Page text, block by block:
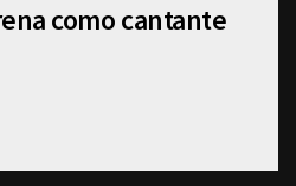
como cantante